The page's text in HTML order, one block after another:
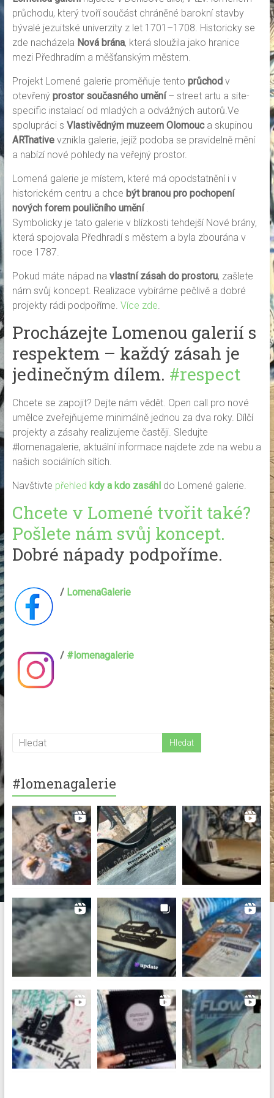
průchodu, který tvoří součást chráněné barokní stavby
bývalé jezuitské univerzity z let 1701–1708. Historicky se
zde nacházela Nová brána, která sloužila jako hranice
mezi Předhradím a měšťanským městem.
Projekt Lomené galerie proměňuje tento průchodv
otevřený prostor současného umění – street artu a site-
specific instalací od mladých a odvážných autorů.Ve
spolupráci s Vlastivědným muzeem Olomouca skupinou
ARTnativevznikla galerie, jejíž podoba se pravidelně mění
a nabízí nové pohledy na veřejný prostor.
Lomená galerie je místem, které má opodstatnění i v
historickém centru a chce být branou pro pochopení
nových forem pouličního umění .
Symbolicky je tato galerie v blízkosti tehdejší Nové brány,
která spojovala Předhradí s městem a byla zbourána v
roce 1787.
Pokud máte nápad na vlastní zásah do prostoru, zašlete
nám svůj koncept. Realizace vybíráme pečlivě a dobré
projekty rádi podpoříme. Více zde.
Procházejte Lomenou galerií s
respektem – každý zásah je
jedinečným dílem. #respect
Chcete se zapojit? Dejte nám vědět. Open call pro nové
umělce zveřejňujeme minimálně jednou za dva roky. Dílčí
projekty a zásahy realizujeme častěji. Sledujte
#lomenagalerie, aktuální informace najdete zde na webu a
našich sociálních sítích.
Navštivte přehled kdy a kdo zasáhl do Lomené galerie.
Chcete v Lomené tvořit také?
Pošlete nám svůj koncept.
Dobré nápady podpoříme.
/ LomenaGalerie
/ #lomenagalerie
#lomenagalerie